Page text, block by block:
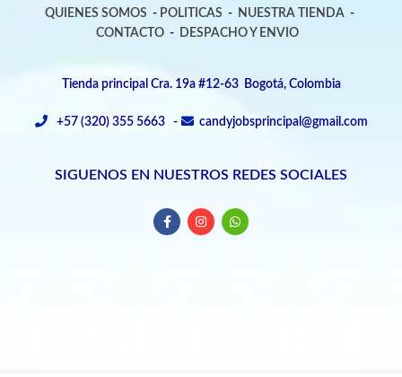
QUIENES SOMOS - POLITICAS - NUESTRA TIENDA -
CONTACTO- DESPACHO Y ENVIO
Tienda principal Cra. 19a #12-63 Bogotá, Colombia
+57 (320) 355 5663 - candyjobsprincipal@gmail.com
SIGUENOS EN NUESTROS REDES SOCIALES